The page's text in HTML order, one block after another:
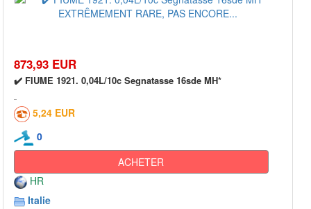
873,93 EUR
✔️ FIUME 1921. 0,04L/10c Segnatasse 16sde MH*
5,24 EUR
0
ACHETER
HR
Italie